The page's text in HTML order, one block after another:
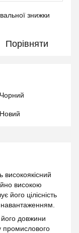
знижки
Порівняти
Чорний
Новий
високоякісний
високою
його цілісність
навантаженням.
довжини
промислового